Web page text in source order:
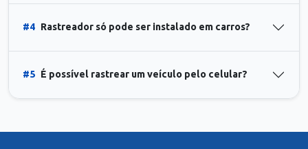
#4 Rastreador só pode ser instalado em carros?
#5 É possível rastrear um veículo pelo celular?